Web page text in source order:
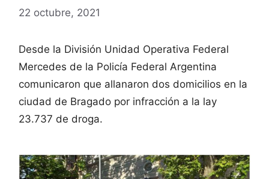
22 octubre, 2021
Desde la División Unidad Operativa Federal
Mercedes de la Policía Federal Argentina
comunicaron que allanaron dos domicilios en la
ciudad de Bragado por infracción a la lay
23.737 de droga.